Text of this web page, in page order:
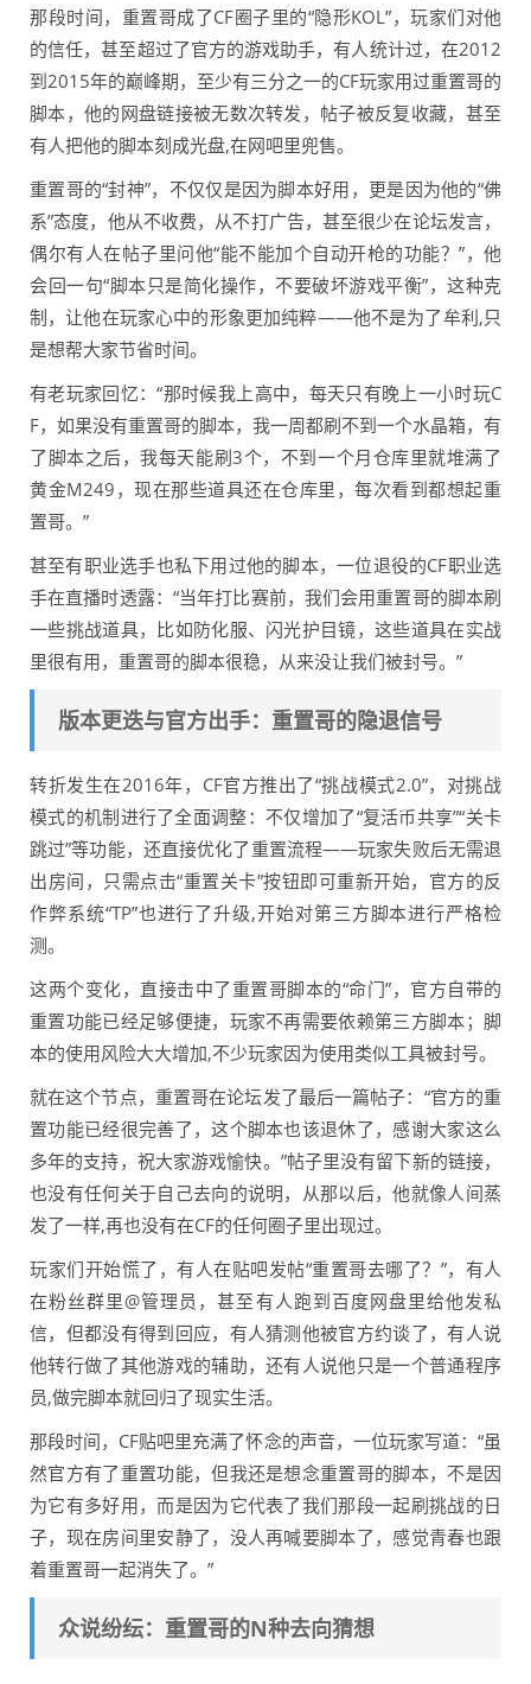
那段时间，重置哥成了CF圈子里的“隐形KOL”，玩家们对他
的信任，甚至超过了官方的游戏助手，有人统计过，在2012
到2015年的巅峰期，至少有三分之一的CF玩家用过重置哥的
脚本，他的网盘链接被无数次转发，帖子被反复收藏，甚至
有人把他的脚本刻成光盘,在网吧里兜售。
重置哥的“封神”，不仅仅是因为脚本好用，更是因为他的“佛
系”态度，他从不收费，从不打广告，甚至很少在论坛发言，
偶尔有人在帖子里问他“能不能加个自动开枪的功能？”，他
会回一句“脚本只是简化操作，不要破坏游戏平衡”，这种克
制，让他在玩家心中的形象更加纯粹——他不是为了牟利,只
是想帮大家节省时间。
有老玩家回忆：“那时候我上高中，每天只有晚上一小时玩C
F，如果没有重置哥的脚本，我一周都刷不到一个水晶箱，有
了脚本之后，我每天能刷3个，不到一个月仓库里就堆满了
黄金M249，现在那些道具还在仓库里，每次看到都想起重
置哥。”
甚至有职业选手也私下用过他的脚本，一位退役的CF职业选
手在直播时透露：“当年打比赛前，我们会用重置哥的脚本刷
一些挑战道具，比如防化服、闪光护目镜，这些道具在实战
里很有用，重置哥的脚本很稳，从来没让我们被封号。”
版本更迭与官方出手：重置哥的隐退信号
转折发生在2016年，CF官方推出了“挑战模式2.0”，对挑战
模式的机制进行了全面调整：不仅增加了“复活币共享”“关卡
跳过”等功能，还直接优化了重置流程——玩家失败后无需退
出房间，只需点击“重置关卡”按钮即可重新开始，官方的反
作弊系统“TP”也进行了升级,开始对第三方脚本进行严格检
测。
这两个变化，直接击中了重置哥脚本的“命门”，官方自带的
重置功能已经足够便捷，玩家不再需要依赖第三方脚本；脚
本的使用风险大大增加,不少玩家因为使用类似工具被封号。
就在这个节点，重置哥在论坛发了最后一篇帖子：“官方的重
置功能已经很完善了，这个脚本也该退休了，感谢大家这么
多年的支持，祝大家游戏愉快。”帖子里没有留下新的链接，
也没有任何关于自己去向的说明，从那以后，他就像人间蒸
发了一样,再也没有在CF的任何圈子里出现过。
玩家们开始慌了，有人在贴吧发帖“重置哥去哪了？”，有人
在粉丝群里@管理员，甚至有人跑到百度网盘里给他发私
信，但都没有得到回应，有人猜测他被官方约谈了，有人说
他转行做了其他游戏的辅助，还有人说他只是一个普通程序
员,做完脚本就回归了现实生活。
那段时间，CF贴吧里充满了怀念的声音，一位玩家写道：“虽
然官方有了重置功能，但我还是想念重置哥的脚本，不是因
为它有多好用，而是因为它代表了我们那段一起刷挑战的日
子，现在房间里安静了，没人再喊要脚本了，感觉青春也跟
着重置哥一起消失了。”
众说纷纭：重置哥的N种去向猜想